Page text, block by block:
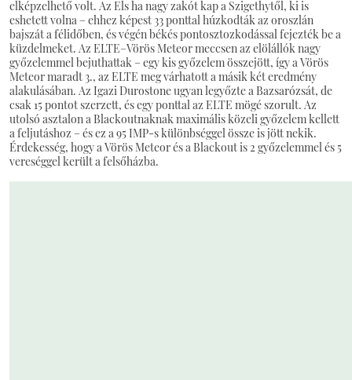
elképzelhető volt. Az Els ha nagy zakót kap a Szigethytől, ki is
eshetett volna – ehhez képest 33 ponttal húzkodták az oroszlán
bajszát a félidőben, és végén békés pontosztozkodással fejezték be a
küzdelmeket. Az ELTE–Vörös Meteor meccsen az elölállók nagy
győzelemmel bejuthattak – egy kis győzelem összejött, így a Vörös
Meteor maradt 3., az ELTE meg várhatott a másik két eredmény
alakulásában. Az Igazi Durostone ugyan legyőzte a Bazsarózsát, de
csak 15 pontot szerzett, és egy ponttal az ELTE mögé szorult. Az
utolsó asztalon a Blackoutnaknak maximális közeli győzelem kellett
a feljutáshoz – és ez a 95 IMP-s különbséggel össze is jött nekik.
Érdekesség, hogy a Vörös Meteor és a Blackout is 2 győzelemmel és 5
vereséggel került a felsőházba.